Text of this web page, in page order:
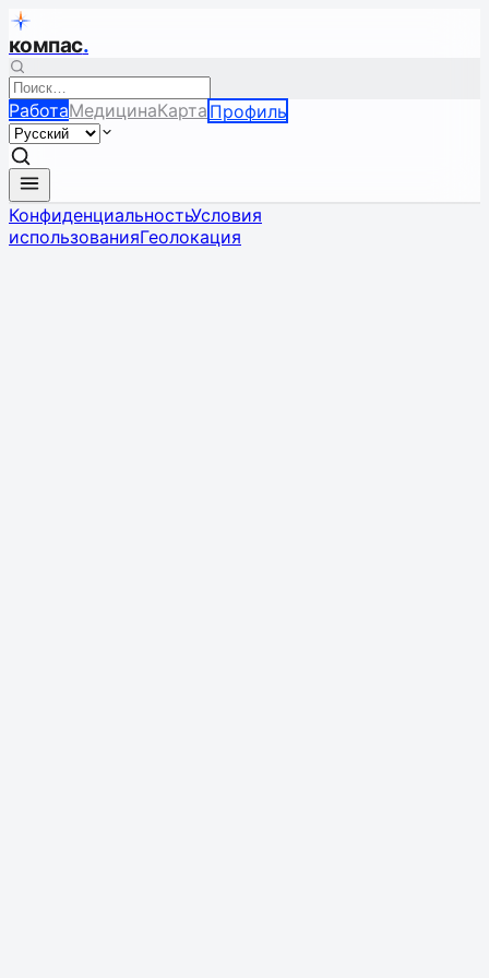
компас.
РаботаМедицинаКарта Профиль
КонфиденциальностьУсловия
использованияГеолокация